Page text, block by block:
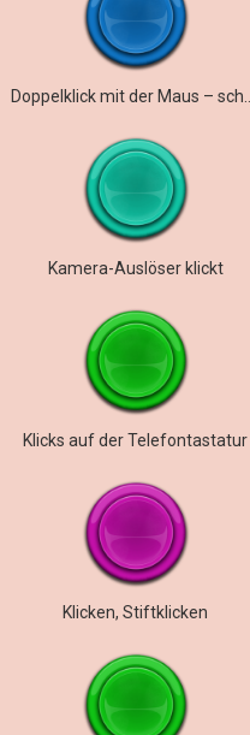
Kamera-Auslöser klickt
Klicks auf der Telefontastatur
Klicken, Stiftklicken